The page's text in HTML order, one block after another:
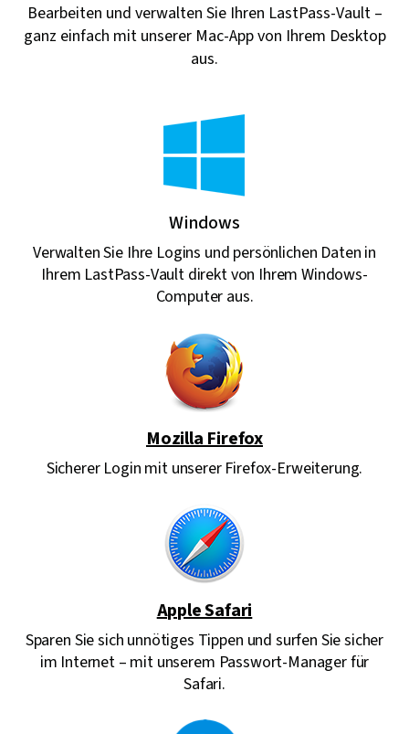
Bearbeiten und verwalten Sie Ihren LastPass-Vault –
ganz einfach mit unserer Mac-App von Ihrem Desktop
aus.
Windows
Verwalten Sie Ihre Logins und persönlichen Daten in
Ihrem LastPass-Vault direkt von Ihrem Windows-
Computer aus.
Mozilla Firefox
Sicherer Login mit unserer Firefox-Erweiterung.
Apple Safari
Sparen Sie sich unnötiges Tippen und surfen Sie sicher
im Internet – mit unserem Passwort-Manager für
Safari.